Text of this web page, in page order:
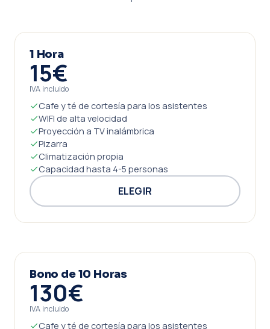
1 Hora
15€
IVA incluido
Cafe y té de cortesía para los asistentes
WIFI de alta velocidad
Proyección a TV inalámbrica
Pizarra
Climatización propia
Capacidad hasta 4-5 personas
ELEGIR
Bono de 10 Horas
130€
IVA incluido
Cafe y té de cortesía para los asistentes